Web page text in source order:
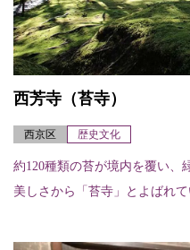
西芳寺（苔寺）
西京区 歴史文化
約120種類の苔が境内を覆い、
美しさから「苔寺」とよばれ
に夢窓...